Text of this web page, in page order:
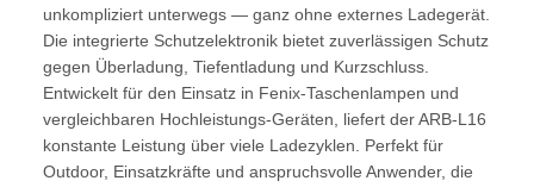
unkompliziert unterwegs — ganz ohne externes Ladegerät.
Die integrierte Schutzelektronik bietet zuverlässigen Schutz
gegen Überladung, Tiefentladung und Kurzschluss.
Entwickelt für den Einsatz in Fenix‑Taschenlampen und
vergleichbaren Hochleistungs‑Geräten, liefert der ARB‑L16
konstante Leistung über viele Ladezyklen. Perfekt für
Outdoor, Einsatzkräfte und anspruchsvolle Anwender, die